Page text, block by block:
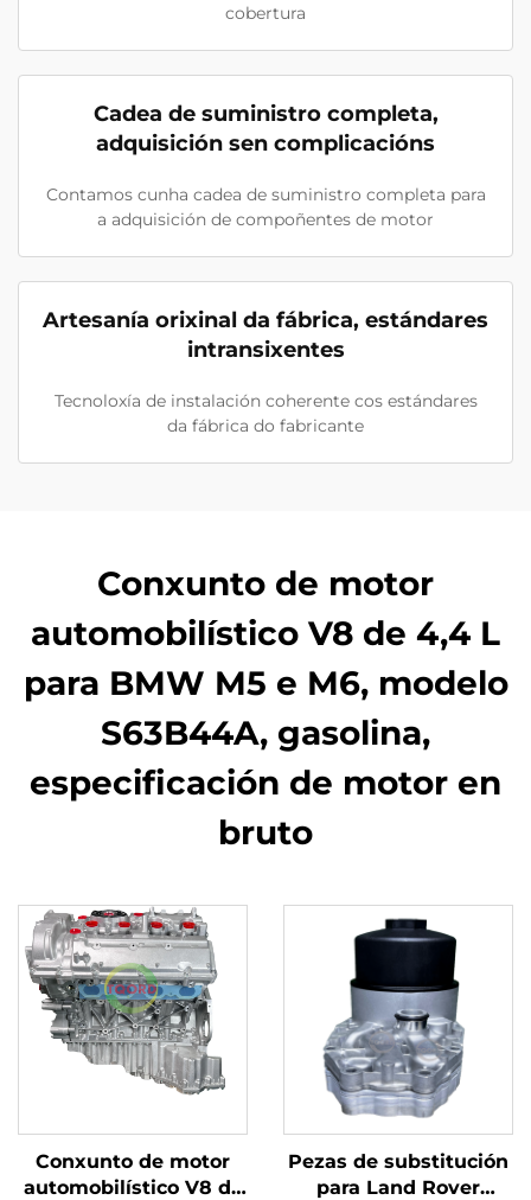
cobertura
Cadea de suministro completa,
adquisición sen complicacións
Contamos cunha cadea de suministro completa para
a adquisición de compoñentes de motor
Artesanía orixinal da fábrica, estándares
intransixentes
Tecnoloxía de instalación coherente cos estándares
da fábrica do fabricante
Conxunto de motor
automobilístico V8 de 4,4 L
para BMW M5 e M6, modelo
S63B44A, gasolina,
especificación de motor en
bruto
Conxunto de motor
automobilístico V8 de
Pezas de substitución
para Land Rover